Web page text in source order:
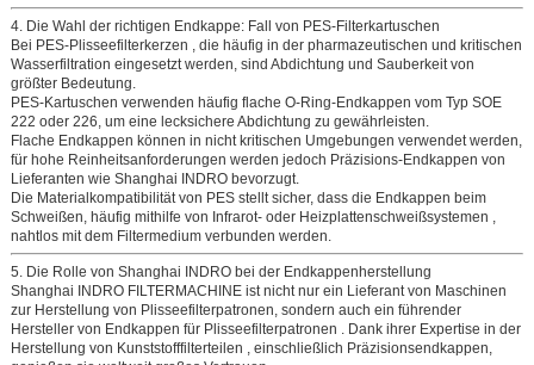
4. Die Wahl der richtigen Endkappe: Fall von PES-Filterkartuschen
Bei PES-Plisseefilterkerzen , die häufig in der pharmazeutischen und kritischen
Wasserfiltration eingesetzt werden, sind Abdichtung und Sauberkeit von
größter Bedeutung.
PES-Kartuschen verwenden häufig flache O-Ring-Endkappen vom Typ SOE
222 oder 226, um eine lecksichere Abdichtung zu gewährleisten.
Flache Endkappen können in nicht kritischen Umgebungen verwendet werden,
für hohe Reinheitsanforderungen werden jedoch Präzisions-Endkappen von
Lieferanten wie Shanghai INDRObevorzugt.
Die Materialkompatibilität von PES stellt sicher, dass die Endkappen beim
Schweißen, häufig mithilfe von Infrarot- oder Heizplattenschweißsystemen
nahtlos mit dem Filtermedium verbunden werden.
5. Die Rolle von Shanghai INDRO bei der Endkappenherstellung
Shanghai INDRO FILTERMACHINEist nicht nur ein Lieferant von Maschinen
zur Herstellung von Plisseefilterpatronen, sondern auch ein führender
Hersteller von Endkappen für Plisseefilterpatronen . Dank ihrer Expertise in der
Herstellung von Kunststofffilterteilen , einschließlich Präzisionsendkappen,